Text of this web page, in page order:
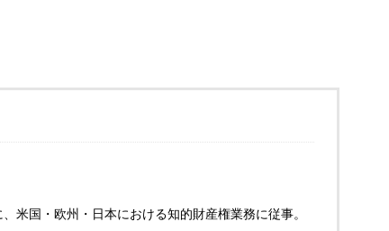
国・欧州・日本における知的財産権業務に従事。